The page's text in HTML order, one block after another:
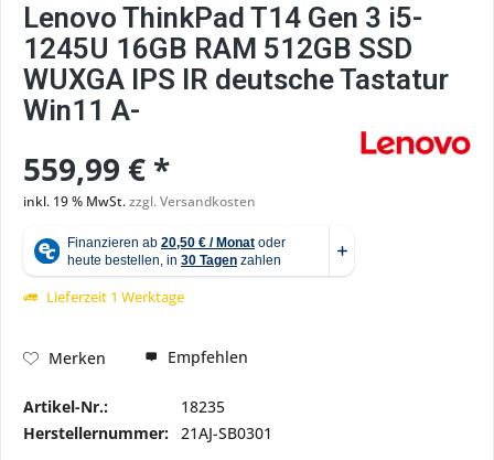
Lenovo ThinkPad T14 Gen 3 i5-
1245U 16GB RAM 512GB SSD
WUXGA IPS IR deutsche Tastatur
Win11 A-
559,99 € *
inkl. 19 % MwSt.zzgl. Versandkosten
Lieferzeit 1 Werktage
Merken Empfehlen
Artikel-Nr.:
18235
Herstellernummer: 21AJ-SB0301